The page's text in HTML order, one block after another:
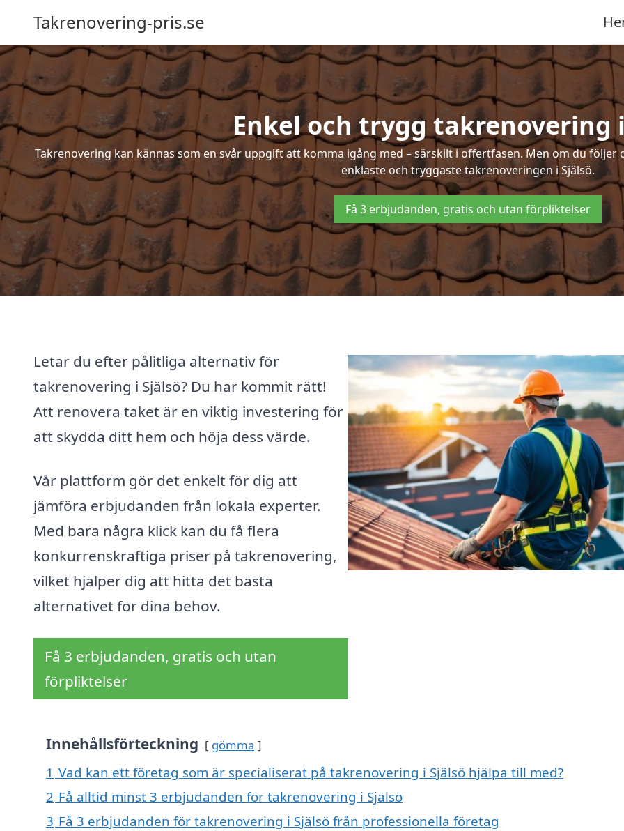
Takrenovering-pris.se
Enkel och trygg takrenovering
Takrenovering kan kännas som en svår uppgift att komma igång med – särskilt i offertfasen. Men om du
enklaste och tryggaste takrenoveringen i Själsö.
Få 3 erbjudanden, gratis och utan förpliktelser
Letar du efter pålitliga alternativ för
takrenovering i Själsö? Du har kommit rätt!
Att renovera taket är en viktig investering för
att skydda ditt hem och höja dess värde.
Vår plattform gör det enkelt för dig att
jämföra erbjudanden från lokala experter.
Med bara några klick kan du få flera
konkurrenskraftiga priser på takrenovering,
vilket hjälper dig att hitta det bästa
alternativet för dina behov.
Få 3 erbjudanden, gratis och utan
förpliktelser
Innehållsförteckning gömma
1 Vad kan ett företag som är specialiserat på takrenovering i Själsö hjälpa till med?
2 Få alltid minst 3 erbjudanden för takrenovering i Själsö
3 Få 3 erbjudanden för takrenovering i Själsö från professionella företag